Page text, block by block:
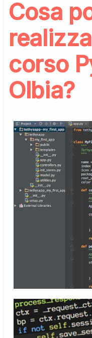
Cosa
corso
Olbia?